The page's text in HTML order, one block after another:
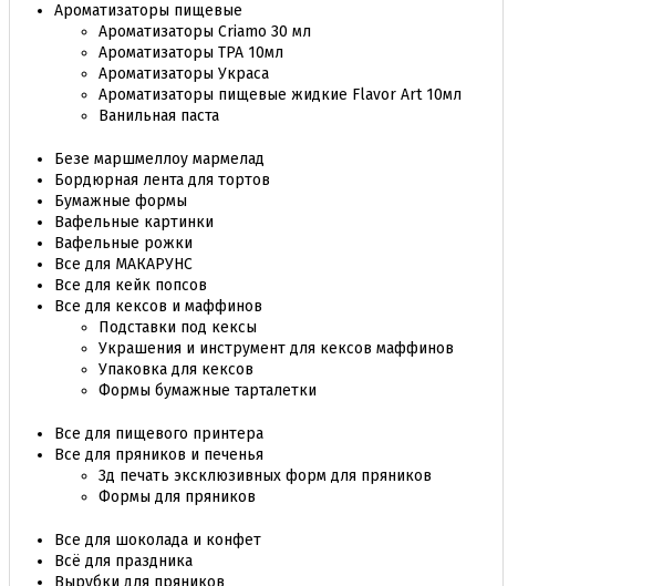
Ароматизаторы пищевые
Ароматизаторы Criamo 30 мл
Ароматизаторы TPA 10мл
Ароматизаторы Украса
Ароматизаторы пищевые жидкие Flavor Art 10мл
Ванильная паста
Безе маршмеллоу мармелад
Бордюрная лента для тортов
Бумажные формы
Вафельные картинки
Вафельные рожки
Все для МАКАРУНС
Все для кейк попсов
Все для кексов и маффинов
Подставки под кексы
Украшения и инструмент для кексов маффинов
Упаковка для кексов
Формы бумажные тарталетки
Все для пищевого принтера
Все для пряников и печенья
3д печать эксклюзивных форм для пряников
Формы для пряников
Все для шоколада и конфет
Всё для праздника
Вырубки для пряников